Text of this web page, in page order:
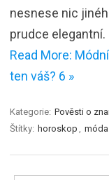
nesnese nic
prudce
Read More:
ten váš? 6 »
Kategorie: Pověsti o
Štítky: horoskop móda